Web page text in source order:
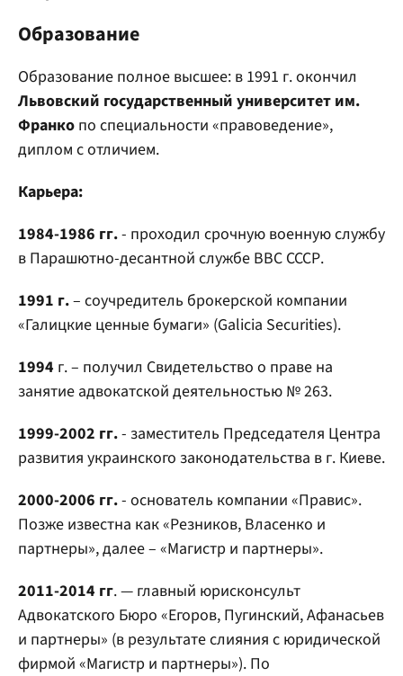
Образование
Образование полное высшее: в 1991 г. окончил
Львовский государственный университет им.
Франко по специальности «правоведение»,
диплом с отличием.
Карьера:
1984-1986 гг.- проходил срочную военную службу
в Парашютно-десантной службе ВВС СССР.
1991 г.– соучредитель брокерской компании
«Галицкие ценные бумаги» (Galicia Securities).
1994 г. – получил Свидетельство о праве на
занятие адвокатской деятельностью № 263.
1999-2002 гг.- заместитель Председателя Центра
развития украинского законодательства в г. Киеве.
2000-2006 гг.- основатель компании «Правис».
Позже известна как «Резников, Власенко и
партнеры», далее – «Магистр и партнеры».
2011-2014 гг. — главный юрисконсульт
Адвокатского Бюро «Егоров, Пугинский, Афанасьев
и партнеры» (в результате слияния с юридической
фирмой «Магистр и партнеры»). По